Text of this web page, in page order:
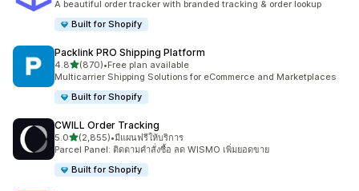
A beautiful order tracker with branded tracking & order lookup
Built for Shopify
Packlink PRO Shipping Platform
4.8เต็ม 5 ดาว
(870)
ทั้งหมด 870 รีวิว
•Free plan available
Multicarrier Shipping Solutions for eCommerce and Marketplaces
Built for Shopify
CWILL Order Tracking
5.0เต็ม 5 ดาว
(2,855)
ทั้งหมด 2855 รีวิว
•มีแผนฟรีให้บริการ
Parcel Panel: ติดตามคำสั่งซื้อ ลด WISMO เพิ่มยอดขาย
Built for Shopify